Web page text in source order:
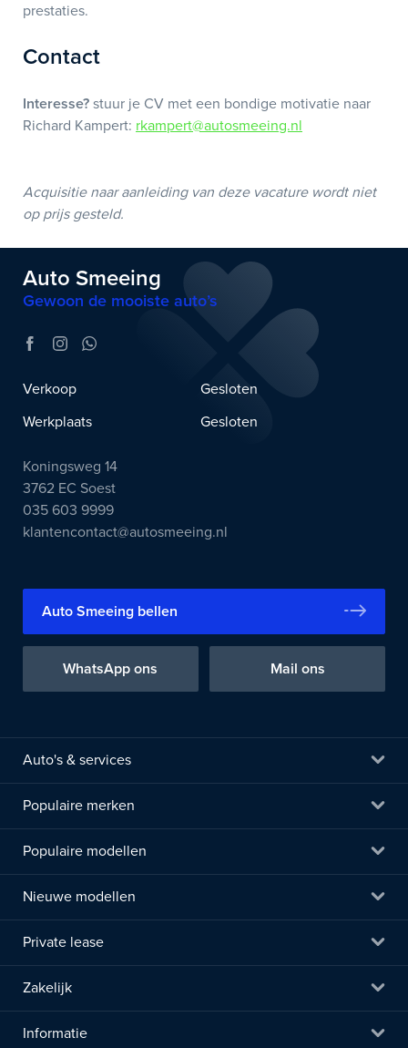
prestaties.
Contact
Interesse? stuur je CV met een bondige motivatie naar
Richard Kampert: rkampert@autosmeeing.nl
Acquisitie naar aanleiding van deze vacature wordt niet
op prijs gesteld.
Auto Smeeing
Gewoon de mooiste auto’s
Verkoop
Gesloten
Werkplaats
Gesloten
Koningsweg 14
3762 EC Soest
035 603 9999
klantencontact@autosmeeing.nl
Auto Smeeing bellen
WhatsApp ons Mail ons
Auto's & services
Populaire merken
Populaire modellen
Nieuwe modellen
Private lease
Zakelijk
Informatie